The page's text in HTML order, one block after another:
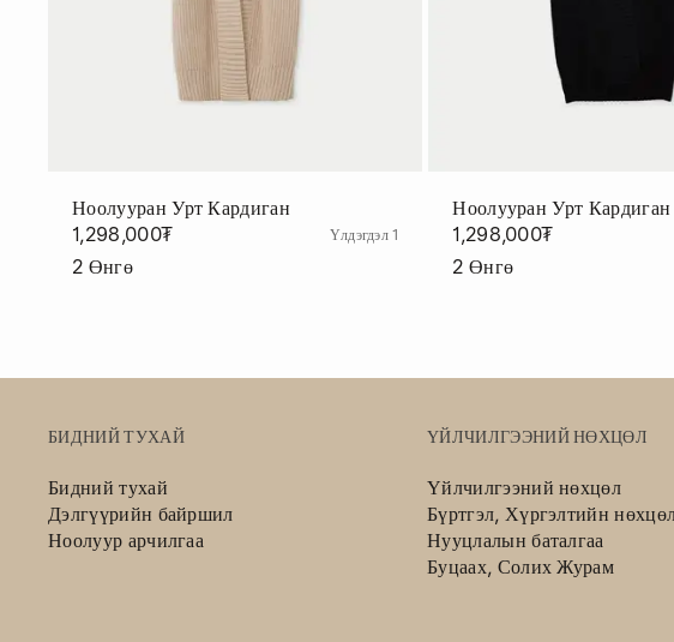
Ноолууран Урт Кардиган
1,298,000₮
Үлдэгдэл 1
2 Өнгө
Ноолууран Урт Кардиган
1,298,000₮
2 Өнгө
БИДНИЙ ТУХАЙ
Бидний тухай
Дэлгүүрийн байршил
Ноолуур арчилгаа
ҮЙЛЧИЛГЭЭНИЙ НӨХЦӨЛ
Үйлчилгээний нөхцөл
Бүртгэл, Хүргэлтийн
Нууцлалын баталгаа
Буцаах, Солих Журам